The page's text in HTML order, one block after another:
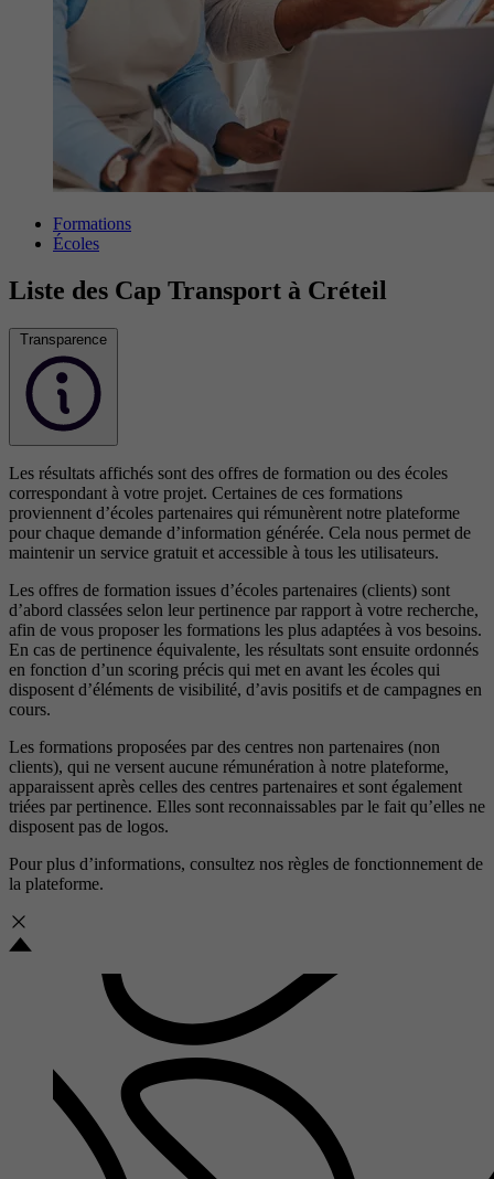
Formations
Écoles
Liste des Cap Transport à Créteil
Transparence
Les résultats affichés sont des offres de formation ou des écoles
correspondant à votre projet. Certaines de ces formations
proviennent d’écoles partenaires qui rémunèrent notre plateforme
pour chaque demande d’information générée. Cela nous permet de
maintenir un service gratuit et accessible à tous les utilisateurs.
Les offres de formation issues d’écoles partenaires (clients) sont
d’abord classées selon leur pertinence par rapport à votre recherche,
afin de vous proposer les formations les plus adaptées à vos besoins.
En cas de pertinence équivalente, les résultats sont ensuite ordonnés
en fonction d’un scoring précis qui met en avant les écoles qui
disposent d’éléments de visibilité, d’avis positifs et de campagnes en
cours.
Les formations proposées par des centres non partenaires (non
clients), qui ne versent aucune rémunération à notre plateforme,
apparaissent après celles des centres partenaires et sont également
triées par pertinence. Elles sont reconnaissables par le fait qu’elles ne
disposent pas de logos.
Pour plus d’informations, consultez nos règles de fonctionnement de
la plateforme.